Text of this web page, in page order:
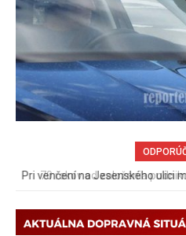
70 rokov od založenia podniku